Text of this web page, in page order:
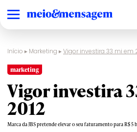
Início ▸ Marketing ▸Vigor investira 33 mi em
marketing
Vigor investira
2012
Marca da JBS pretende elevar o seu faturamento para R$ 5